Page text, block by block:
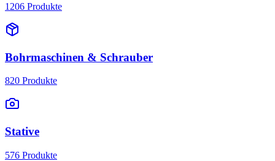
1206 Produkte
Bohrmaschinen & Schrauber
820 Produkte
Stative
576 Produkte